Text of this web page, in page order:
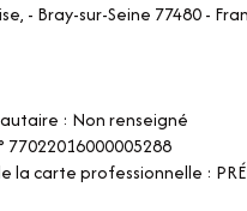
- Bray-sur-Seine 77480 -
: Non renseigné
77022016000005288
carte professionnelle :